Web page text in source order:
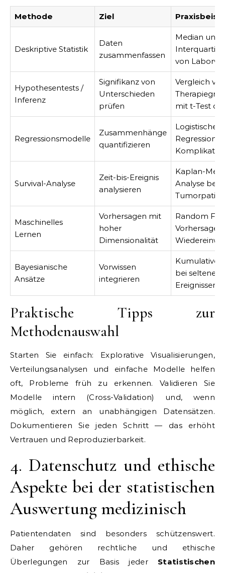
Methode Ziel
Deskriptive Statistik
Daten
zusammenfassen
Median und
von
Hypothesentests /
Inferenz
Signifikanz von
Unterschieden
prüfen
Vergleich
mit t-Test
Regressionsmodelle
Zusammenhänge
quantifizieren
Logistische
Regression
Survival-Analyse
Zeit-bis-Ereignis
analysieren
Kaplan-
Analyse bei
Maschinelles
Lernen
Vorhersagen mit
hoher
Dimensionalität
Random
Vorhersage
Bayesianische
Ansätze
Vorwissen
integrieren
bei seltenen
Ereignissen
Praktische Tipps zur
Methodenauswahl
Starten Sie einfach: Explorative Visualisierungen,
Verteilungsanalysen und einfache Modelle helfen
oft, Probleme früh zu erkennen. Validieren Sie
Modelle intern (Cross-Validation) und, wenn
möglich, extern an unabhängigen Datensätzen.
Dokumentieren Sie jeden Schritt — das erhöht
Vertrauen und Reproduzierbarkeit.
4. Datenschutz und ethische
Aspekte bei der statistischen
Auswertung medizinisch
Patientendaten sind besonders schützenswert.
Daher gehören rechtliche und ethische
Überlegungen zur Basis jeder Statistischen